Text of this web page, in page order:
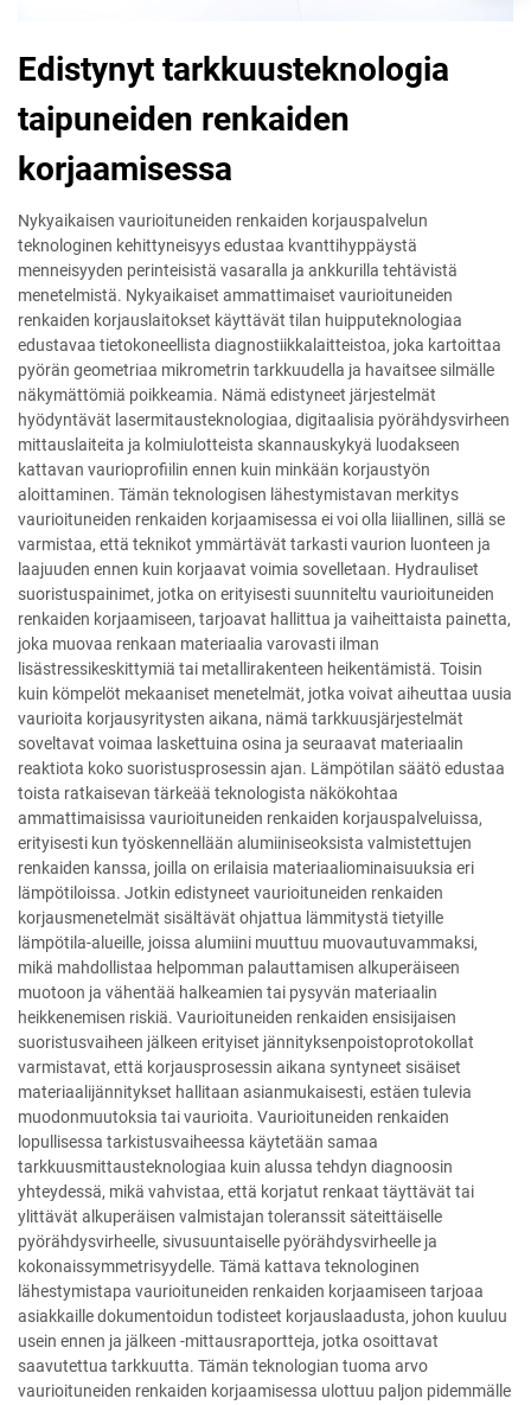
Edistynyt tarkkuusteknologia
taipuneiden renkaiden
korjaamisessa
Nykyaikaisen vaurioituneiden renkaiden korjauspalvelun
teknologinen kehittyneisyys edustaa kvanttihyppäystä
menneisyyden perinteisistä vasaralla ja ankkurilla tehtävistä
menetelmistä. Nykyaikaiset ammattimaiset vaurioituneiden
renkaiden korjauslaitokset käyttävät tilan huipputeknologiaa
edustavaa tietokoneellista diagnostiikkalaitteistoa, joka kartoittaa
pyörän geometriaa mikrometrin tarkkuudella ja havaitsee silmälle
näkymättömiä poikkeamia. Nämä edistyneet järjestelmät
hyödyntävät lasermitausteknologiaa, digitaalisia pyörähdysvirheen
mittauslaiteita ja kolmiulotteista skannauskykyä luodakseen
kattavan vaurioprofiilin ennen kuin minkään korjaustyön
aloittaminen. Tämän teknologisen lähestymistavan merkitys
vaurioituneiden renkaiden korjaamisessa ei voi olla liiallinen, sillä se
varmistaa, että teknikot ymmärtävät tarkasti vaurion luonteen ja
laajuuden ennen kuin korjaavat voimia sovelletaan. Hydrauliset
suoristuspainimet, jotka on erityisesti suunniteltu vaurioituneiden
renkaiden korjaamiseen, tarjoavat hallittua ja vaiheittaista painetta,
joka muovaa renkaan materiaalia varovasti ilman
lisästressikeskittymiä tai metallirakenteen heikentämistä. Toisin
kuin kömpelöt mekaaniset menetelmät, jotka voivat aiheuttaa uusia
vaurioita korjausyritysten aikana, nämä tarkkuusjärjestelmät
soveltavat voimaa laskettuina osina ja seuraavat materiaalin
reaktiota koko suoristusprosessin ajan. Lämpötilan säätö edustaa
toista ratkaisevan tärkeää teknologista näkökohtaa
ammattimaisissa vaurioituneiden renkaiden korjauspalveluissa,
erityisesti kun työskennellään alumiiniseoksista valmistettujen
renkaiden kanssa, joilla on erilaisia materiaaliominaisuuksia eri
lämpötiloissa. Jotkin edistyneet vaurioituneiden renkaiden
korjausmenetelmät sisältävät ohjattua lämmitystä tietyille
lämpötila-alueille, joissa alumiini muuttuu muovautuvammaksi,
mikä mahdollistaa helpomman palauttamisen alkuperäiseen
muotoon ja vähentää halkeamien tai pysyvän materiaalin
heikkenemisen riskiä. Vaurioituneiden renkaiden ensisijaisen
suoristusvaiheen jälkeen erityiset jännityksenpoistoprotokollat
varmistavat, että korjausprosessin aikana syntyneet sisäiset
materiaalijännitykset hallitaan asianmukaisesti, estäen tulevia
muodonmuutoksia tai vaurioita. Vaurioituneiden renkaiden
lopullisessa tarkistusvaiheessa käytetään samaa
tarkkuusmittausteknologiaa kuin alussa tehdyn diagnoosin
yhteydessä, mikä vahvistaa, että korjatut renkaat täyttävät tai
ylittävät alkuperäisen valmistajan toleranssit säteittäiselle
pyörähdysvirheelle, sivusuuntaiselle pyörähdysvirheelle ja
kokonaissymmetrisyydelle. Tämä kattava teknologinen
lähestymistapa vaurioituneiden renkaiden korjaamiseen tarjoaa
asiakkaille dokumentoidun todisteet korjauslaadusta, johon kuuluu
usein ennen ja jälkeen -mittausraportteja, jotka osoittavat
saavutettua tarkkuutta. Tämän teknologian tuoma arvo
vaurioituneiden renkaiden korjaamisessa ulottuu paljon pidemmälle